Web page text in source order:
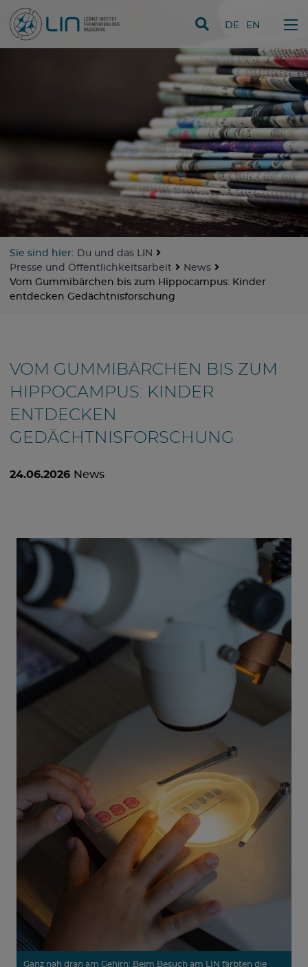
Direkt zum Inhalt
DE EN
Sie sind hier: Du und das LIN
Presse und Öffentlichkeitsarbeit
News
Vom Gummibärchen bis zum Hippocampus: Kinder
entdecken Gedächtnisforschung
VOM GUMMIBÄRCHEN BIS ZUM
HIPPOCAMPUS: KINDER
ENTDECKEN
GEDÄCHTNISFORSCHUNG
24.06.2026 News
Ganz nah dran am Gehirn: Beim Besuch am LIN färbten die